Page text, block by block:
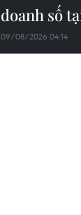
doanh số
09/08/2026 04:14